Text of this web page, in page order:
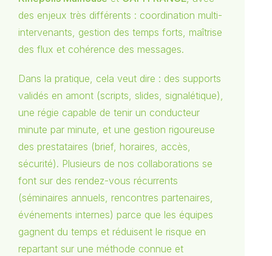
des enjeux très différents : coordination multi-
intervenants, gestion des temps forts, maîtrise
des flux et cohérence des messages.
Dans la pratique, cela veut dire : des supports
validés en amont (scripts, slides, signalétique),
une régie capable de tenir un conducteur
minute par minute, et une gestion rigoureuse
des prestataires (brief, horaires, accès,
sécurité). Plusieurs de nos collaborations se
font sur des rendez-vous récurrents
(séminaires annuels, rencontres partenaires,
événements internes) parce que les équipes
gagnent du temps et réduisent le risque en
repartant sur une méthode connue et